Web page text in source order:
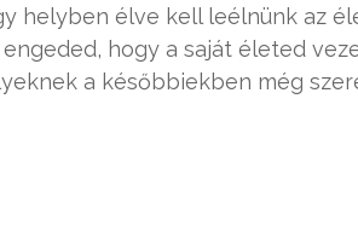
helyben élve kell leélnünk az
engeded, hogy a saját életed
a későbbiekben még